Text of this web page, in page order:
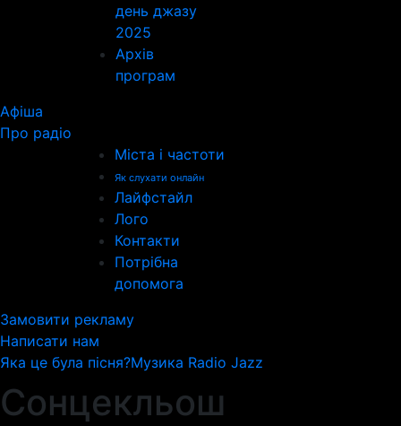
день джазу
2025
Архів
програм
Афіша
Про радіо
Міста і частоти
Як слухати онлайн
Лайфстайл
Лого
Контакти
Потрібна
допомога
Замовити рекламу
Написати нам
Яка це була пісня?Музика Radio Jazz
Сонцекльош